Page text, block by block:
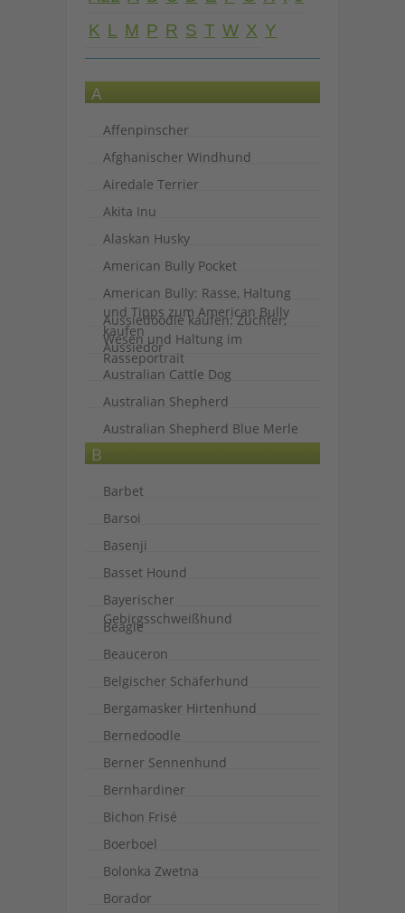
K L M P R S T W X Y
A
Affenpinscher
Afghanischer Windhund
Airedale Terrier
Akita Inu
Alaskan Husky
American Bully Pocket
American Bully: Rasse, Haltung
und Tipps zum American Bully
kaufen
Aussiedoodle kaufen: Züchter,
Wesen und Haltung im
Rasseportrait
Aussiedor
Australian Cattle Dog
Australian Shepherd
Australian Shepherd Blue Merle
B
Barbet
Barsoi
Basenji
Basset Hound
Bayerischer
Gebirgsschweißhund
Beagle
Beauceron
Belgischer Schäferhund
Bergamasker Hirtenhund
Bernedoodle
Berner Sennenhund
Bernhardiner
Bichon Frisé
Boerboel
Bolonka Zwetna
Borador